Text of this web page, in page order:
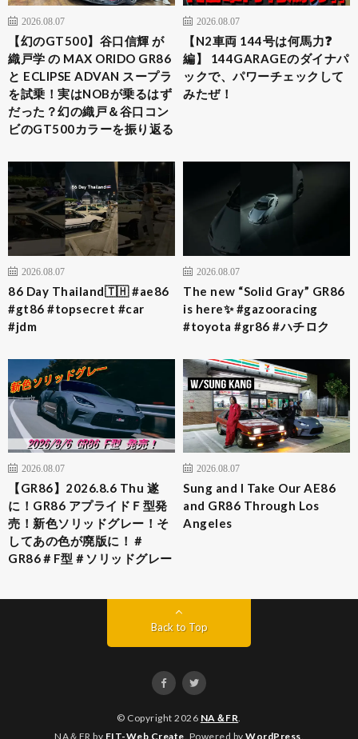
2026.08.07
【幻のGT500】谷口信輝 が
織戸学 の MAX ORIDO GR86
と ECLIPSE ADVAN スープラ
を試乗！実はNOBが乗るはず
だった？幻の織戸＆谷口コン
ビのGT500カラーを振り返る
2026.08.07
【N2車両 144号は何馬力❓
編】 144GARAGEのダイナパ
ックで、パワーチェックして
みたぜ！
2026.08.07
86 Day Thailand🇹🇭 #ae86
#gt86 #topsecret #car
#jdm
2026.08.07
The new “Solid Gray” GR86
is here✨ #gazooracing
#toyota #gr86 #ハチロク
2026.08.07
【GR86】2026.8.6 Thu 遂
に！GR86 アプライドＦ型発
売！新色ソリッドグレー！そ
してあの色が廃版に！＃
GR86＃F型＃ソリッドグレー
2026.08.07
Sung and I Take Our AE86
and GR86 Through Los
Angeles
Back to Top
© Copyright 2026 NA＆FR.
NA＆FR by FIT-Web Create . Powered by WordPress